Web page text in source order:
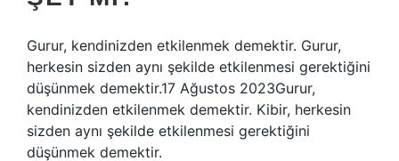
Gurur, kendinizden etkilenmek demektir. Gurur,
herkesin sizden aynı şekilde etkilenmesi gerektiğini
düşünmek demektir.17 Ağustos 2023Gurur,
kendinizden etkilenmek demektir. Kibir, herkesin
sizden aynı şekilde etkilenmesi gerektiğini
düşünmek demektir.